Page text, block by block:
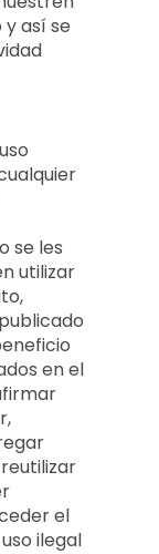
así se
se les
utilizar
en el
el
ilegal